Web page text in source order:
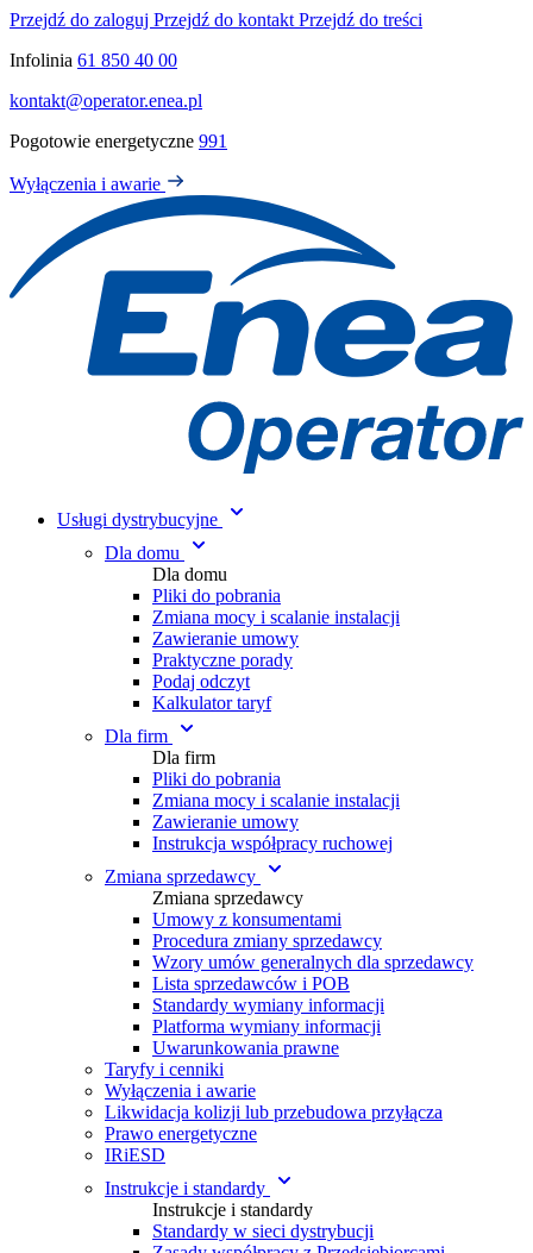
Przejdź do zaloguj Przejdź do kontakt Przejdź do treści
Infolinia 61 850 40 00
kontakt@operator.enea.pl
Pogotowie energetyczne 991
Wyłączenia i awarie
Usługi dystrybucyjne
Dla domu
Dla domu
Pliki do pobrania
Zmiana mocy i scalanie instalacji
Zawieranie umowy
Praktyczne porady
Podaj odczyt
Kalkulator taryf
Dla firm
Dla firm
Pliki do pobrania
Zmiana mocy i scalanie instalacji
Zawieranie umowy
Instrukcja współpracy ruchowej
Zmiana sprzedawcy
Zmiana sprzedawcy
Umowy z konsumentami
Procedura zmiany sprzedawcy
Wzory umów generalnych dla sprzedawcy
Lista sprzedawców i POB
Standardy wymiany informacji
Platforma wymiany informacji
Uwarunkowania prawne
Taryfy i cenniki
Wyłączenia i awarie
Likwidacja kolizji lub przebudowa przyłącza
Prawo energetyczne
IRiESD
Instrukcje i standardy
Instrukcje i standardy
Standardy w sieci dystrybucji